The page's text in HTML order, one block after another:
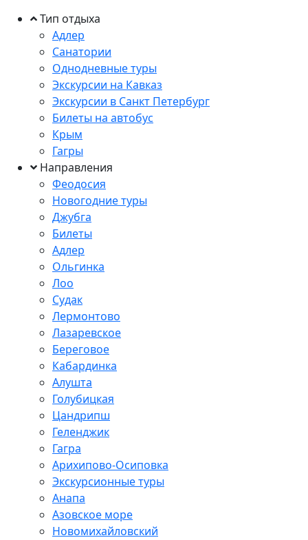
Тип отдыха
Адлер
Санатории
Однодневные туры
Экскурсии на Кавказ
Экскурсии в Санкт Петербург
Билеты на автобус
Крым
Гагры
Направления
Феодосия
Новогодние туры
Джубга
Билеты
Адлер
Ольгинка
Лоо
Судак
Лермонтово
Лазаревское
Береговое
Кабардинка
Алушта
Голубицкая
Цандрипш
Геленджик
Гагра
Арихипово-Осиповка
Экскурсионные туры
Анапа
Азовское море
Новомихайловский